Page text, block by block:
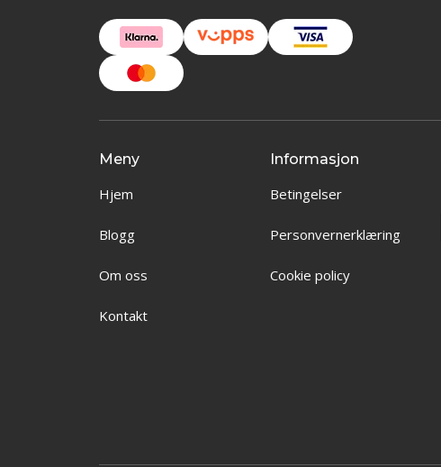
Meny
Hjem
Blogg
Om oss
Kontakt
Informasjon
Betingelser
Personvernerklæring
Cookie policy